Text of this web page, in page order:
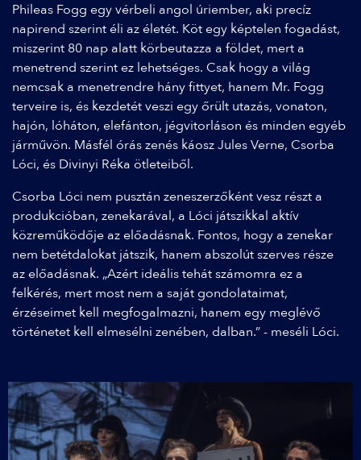
Phileas Fogg egy vérbeli angol úriember, aki precíz
napirend szerint éli az életét. Köt egy képtelen fogadást,
miszerint 80 nap alatt körbeutazza a földet, mert a
menetrend szerint ez lehetséges. Csak hogy a világ
nemcsak a menetrendre hány fittyet, hanem Mr. Fogg
terveire is, és kezdetét veszi egy őrült utazás, vonaton,
hajón, lóháton, elefánton, jégvitorláson és minden egyéb
járművön. Másfél órás zenés káosz Jules Verne, Csorba
Lóci, és Divinyi Réka ötleteiből.
Csorba Lóci nem pusztán zeneszerzőként vesz részt a
produkcióban, zenekarával, a Lóci játszikkal aktív
közreműködője az előadásnak. Fontos, hogy a zenekar
nem betétdalokat játszik, hanem abszolút szerves része
az előadásnak. „Azért ideális tehát számomra ez a
felkérés, mert most nem a saját gondolataimat,
érzéseimet kell megfogalmazni, hanem egy meglévő
történetet kell elmesélni zenében, dalban.” - meséli Lóci.